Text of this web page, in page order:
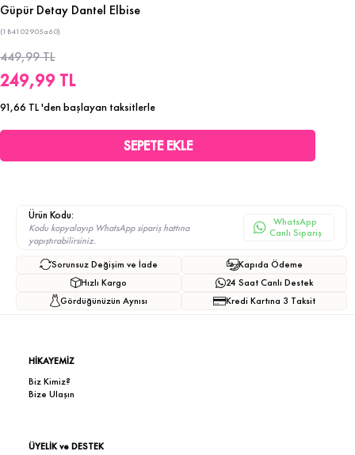
Güpür Detay Dantel Elbise
(1B4102905a60)
449,99 TL
249,99 TL
91,66 TL'den başlayan taksitlerle
Ürün Kodu:
Kodu kopyalayıp WhatsApp sipariş hattına
yapıştırabilirsiniz.
WhatsApp
Canlı Sipariş
Sorunsuz Değişim ve İade
Hızlı Kargo
Gördüğünüzün Aynısı
Kapıda Ödeme
24 Saat Canlı Destek
Kredi Kartına 3 Taksit
HİKAYEMİZ
Biz Kimiz?
Bize Ulaşın
ÜYELİK ve DESTEK